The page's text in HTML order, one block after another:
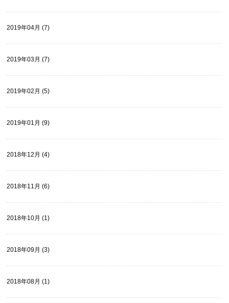
2019年04月 (7)
2019年03月 (7)
2019年02月 (5)
2019年01月 (9)
2018年12月 (4)
2018年11月 (6)
2018年10月 (1)
2018年09月 (3)
2018年08月 (1)